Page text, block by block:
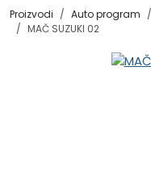
Proizvodi Auto program
MAČ SUZUKI 02